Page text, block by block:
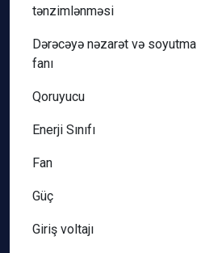
tənzimlənməsi
Dərəcəyə nəzarət və soyutma
fanı
Qoruyucu
Enerji Sınıfı
Fan
Güç
Giriş voltajı